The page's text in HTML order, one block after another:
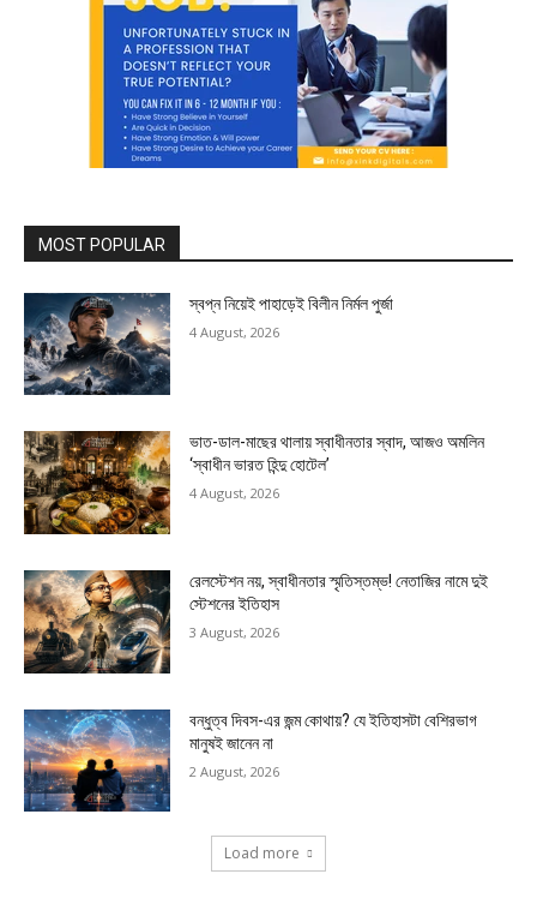
MOST POPULAR
স্বপ্ন নিয়েই পাহাড়েই বিলীন নির্মল পুর্জা
4 August, 2026
ভাত-ডাল-মাছের থালায় স্বাধীনতার স্বাদ, আজও অমলিন
‘স্বাধীন ভারত হিন্দু হোটেল’
4 August, 2026
রেলস্টেশন নয়, স্বাধীনতার স্মৃতিস্তম্ভ! নেতাজির নামে দুই
স্টেশনের ইতিহাস
3 August, 2026
বন্ধুত্ব দিবস-এর জন্ম কোথায়? যে ইতিহাসটা বেশিরভাগ
মানুষই জানেন না
2 August, 2026
Load more